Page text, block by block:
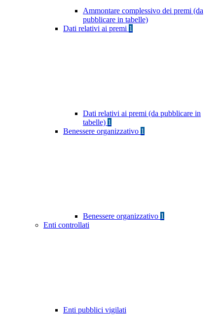
Ammontare complessivo dei premi (da
pubblicare in tabelle)
Dati relativi ai premi 1
Dati relativi ai premi (da pubblicare in
tabelle) 1
Benessere organizzativo 1
Benessere organizzativo 1
Enti controllati
Enti pubblici vigilati